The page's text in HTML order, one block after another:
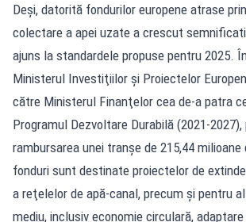
Deşi, datorită fondurilor europene atrase
colectare a apei uzate a crescut
ajuns la standardele propuse pentru 2025.
Ministerul Investiţiilor şi Proiectelor
către Ministerul Finanţelor cea de-a patra
Programul Dezvoltare Durabilă (2021-
rambursarea unei tranşe de 215,44
fonduri sunt destinate proiectelor de
a reţelelor de apă-canal, precum şi pentru
mediu, inclusiv economie circulară,